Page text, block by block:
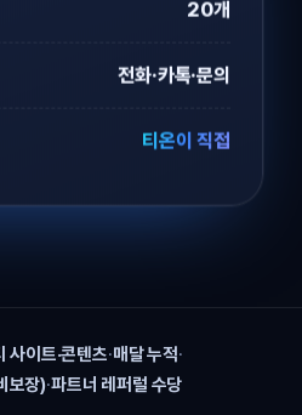
20개
전화·카톡·문의
티온이 직접
사이트·콘텐츠·매달 누적·
보장)·파트너 레퍼럴 수당